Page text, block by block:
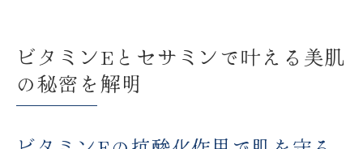
ビタミンEとセサミンで叶える美肌
の秘密を解明